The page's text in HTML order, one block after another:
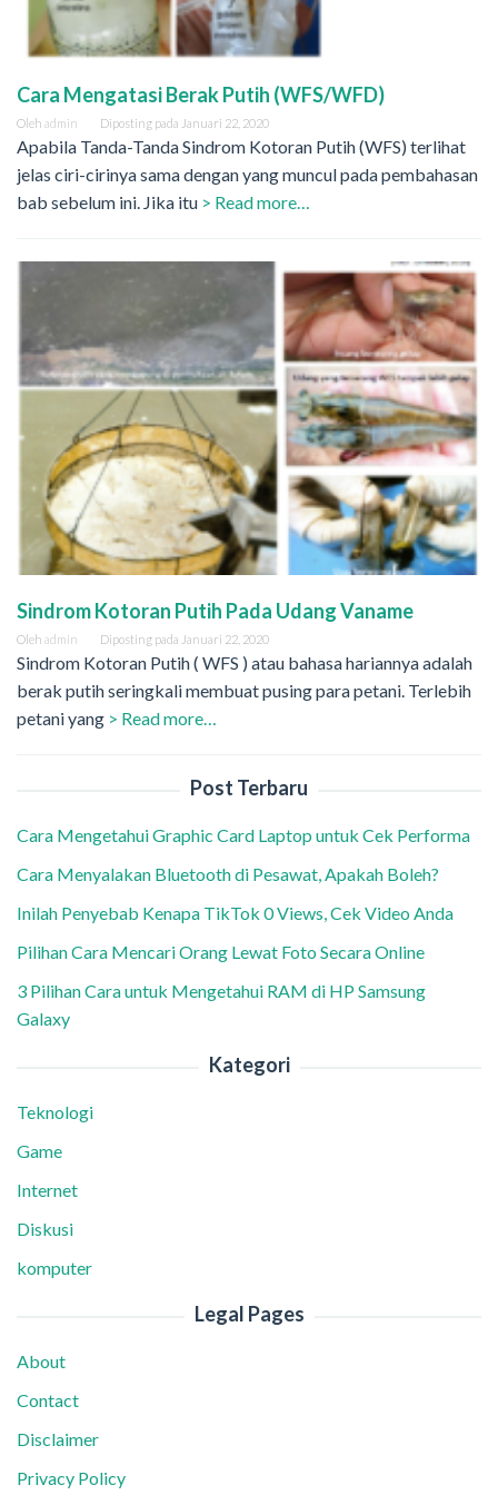
Cara Mengatasi Berak Putih (WFS/WFD)
Oleh admin Diposting pada Januari 22, 2020
Apabila Tanda-Tanda Sindrom Kotoran Putih (WFS) terlihat
jelas ciri-cirinya sama dengan yang muncul pada pembahasan
bab sebelum ini. Jika itu > Read more…
Sindrom Kotoran Putih Pada Udang Vaname
Oleh admin Diposting pada Januari 22, 2020
Sindrom Kotoran Putih ( WFS ) atau bahasa hariannya adalah
berak putih seringkali membuat pusing para petani. Terlebih
petani yang > Read more…
Post Terbaru
Cara Mengetahui Graphic Card Laptop untuk Cek Performa
Cara Menyalakan Bluetooth di Pesawat, Apakah Boleh?
Inilah Penyebab Kenapa TikTok 0 Views, Cek Video Anda
Pilihan Cara Mencari Orang Lewat Foto Secara Online
3 Pilihan Cara untuk Mengetahui RAM di HP Samsung
Galaxy
Kategori
Teknologi
Game
Internet
Diskusi
komputer
Legal Pages
About
Contact
Disclaimer
Privacy Policy